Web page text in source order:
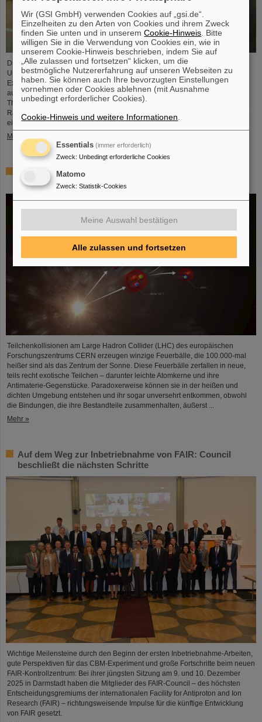
Dr. Guy Leckenby ist für seine herausragende Promotionsarbeit zur
Untersuchung des gebundenen Betazerfalls mit Experimenten am GSI/FAIR-
Experimentierspeicherring ESR mit dem FAIR-GSI PhD Award 2025
ausgezeichnet worden. Seine Präzisionsmessung an vollständig ionisierten
Thallium-205-Ionen trug zur Lösung eines seit Jahrzehnten bestehenden
Rätsels über den Ursprung von Blei in unserem Sonnensystem bei und stellt
eine herausragende Leistung für GSI/FAIR dar.
Mehr »
ALICE löst Rätsel um Erzeugung und Überleben leichter
Atomkerne – GSI/FAIR-Forschende beteiligt
Teilchenkollisionen am Large Hadron Collider (LHC) des europäischen
Forschungszentrums CERN erzeugen winzige Feuerbälle, die 100.000-mal
heißer sind als das Zentrum der Sonne. Diese Feuerbälle zerfallen in neue,
teils recht exotische Teilchen – darunter leichte Atomkerne und ihre
Antimaterie-Gegenstücke. Paradoxerweise können sie in der heißen und
dichten Umgebung entstehen und ihr sogar unversehrt entkommen, obwohl
die Bindungen, die ihre Bestandteile zusammenhalten, äußerst ...
Mehr »
Auf dem Weg zur Inbetriebnahme von FAIR: Council
beschließt die nächsten Schritte
Wichtige Meilensteine durch den Beginn der ersten Inbetriebnahme-Arbeiten,
gute Perspektiven für das CBM-Experiment und große Fortschritte beim neuen
FAIR-Kontrollzentrum: Bei ihrer jüngsten Sitzung am 9. und 10. Dezember
2025 in Darmstadt haben die Mitglieder des FAIR-Council – des höchsten
Entscheidungsgremiums der internationalen Facility for Antiproton and Ion
Research (FAIR) – richtungsweisende Impulse für die künftige Entwicklung
von FAIR gesetzt.
Wir (GSI GmbH) verwenden Cookies auf „gsi.de“.
Einzelheiten zu den Arten von Cookies und ihrem Zweck
finden Sie unten und in unseremCookie-Hinweis . Bitte
willigen Sie in die Verwendung von Cookies ein, wie in
unserem Cookie-Hinweis beschrieben, indem Sie auf
„Alle zulassen und fortsetzen“ klicken, um die
bestmögliche Nutzererfahrung auf unseren Webseiten zu
haben. Sie können auch Ihre bevorzugten Einstellungen
vornehmen oder Cookies ablehnen (mit Ausnahme
unbedingt erforderlicher Cookies).
Cookie-Hinweis und weitere Informationen
Essentials (immer erforderlich)
Zweck: Unbedingt erforderliche Cookies
Matomo
Zweck: Statistik-Cookies
Meine Auswahl bestätigen
Alle zulassen und fortsetzen